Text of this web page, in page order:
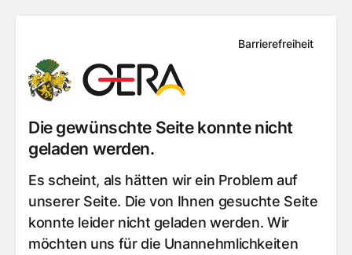
Barrierefreiheit
Die gewünschte Seite konnte nicht
geladen werden.
Es scheint, als hätten wir ein Problem auf
unserer Seite. Die von Ihnen gesuchte Seite
konnte leider nicht geladen werden. Wir
möchten uns für die Unannehmlichkeiten